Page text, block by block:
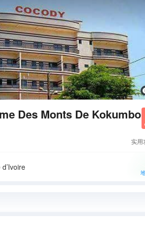
Des Monts De Kokumbo
实用